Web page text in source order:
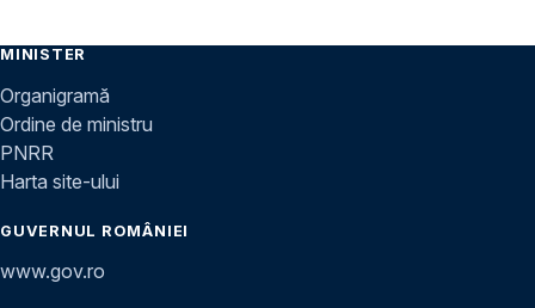
MINISTER
Organigramă
Ordine de ministru
PNRR
Harta site-ului
GUVERNUL ROMÂNIEI
www.gov.ro